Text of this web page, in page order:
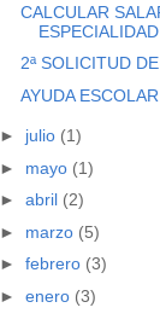
CALCULAR
ESPECIALIDAD
2ª SOLICITUD
AYUDA
► julio (1)
► mayo (1)
► abril (2)
► marzo (5)
► febrero (3)
► enero (3)